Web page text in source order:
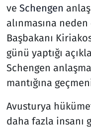
ve Schengen
alınmasına
Başbakanı
günü yaptığı
Schengen
mantığına
Avusturya
daha fazla insanı